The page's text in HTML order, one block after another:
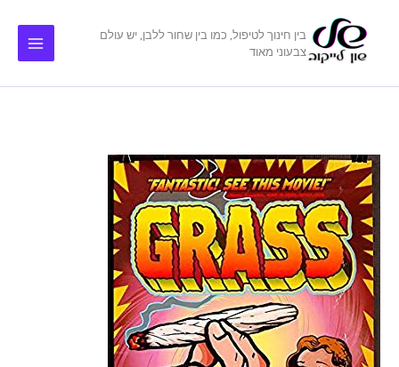
בין חינוך לטיפול, כמו בין שחור ללבן, יש עולם
צבעוני מאוד